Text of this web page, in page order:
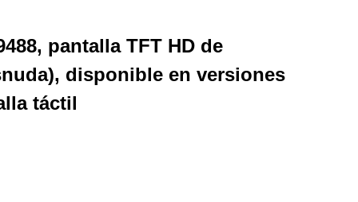
pantalla TFT HD de
disponible en versiones
táctil